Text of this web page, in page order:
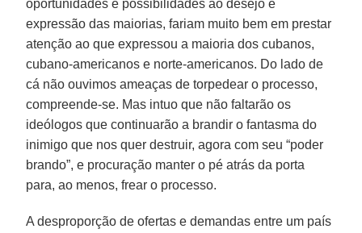
oportunidades e possibilidades ao desejo e
expressão das maiorias, fariam muito bem em prestar
atenção ao que expressou a maioria dos cubanos,
cubano-americanos e norte-americanos. Do lado de
cá não ouvimos ameaças de torpedear o processo,
compreende-se. Mas intuo que não faltarão os
ideólogos que continuarão a brandir o fantasma do
inimigo que nos quer destruir, agora com seu “poder
brando”, e procuração manter o pé atrás da porta
para, ao menos, frear o processo.
A desproporção de ofertas e demandas entre um país